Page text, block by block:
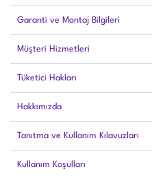
Garanti ve Montaj Bilgileri
Müşteri Hizmetleri
Tüketici Hakları
Hakkımızda
Tanıtma ve Kullanım Kılavuzları
Kullanım Koşulları